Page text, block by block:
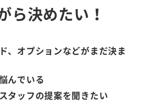
ら決めたい！
、オプションなどがまだ決ま
んでいる
タッフの提案を聞きたい